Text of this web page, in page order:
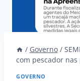
/ Governo /
com pescador
GOVERNO